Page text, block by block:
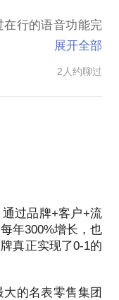
年线下零售与B2C
便利性获取对品
活跃的大会员社
现大数据的一个
人口红利之后，
运营的重要性，
传统企业大力进
人员，正在苦苦推
在行的语音功能完
线下的客流萎缩导
售对于实体零售
年很多传统企业
的便利性获取对品
活跃的大会员社
各种线上线下场
还蕴含着整个供
展开全部
2人约聊过
过品牌+客户+流
年300%增长，也
真正实现了0-1的
的名表零售集团